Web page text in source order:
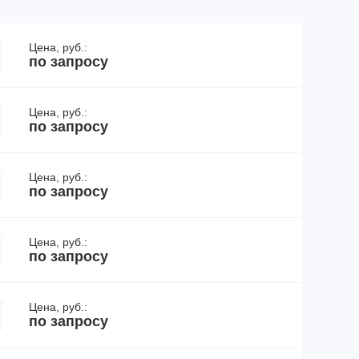
Цена, руб.:
по запросу
Цена, руб.:
по запросу
Цена, руб.:
по запросу
Цена, руб.:
по запросу
Цена, руб.:
по запросу